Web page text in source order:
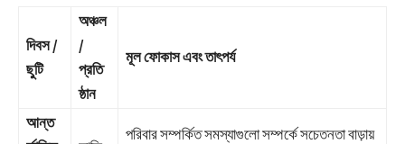
দিবস /
ছুটি
অঞ্চল
/
প্রতি
ষ্ঠান
মূল ফোকাস এবং তাৎপর্য
আন্ত
পরিবার সম্পর্কিত সমস্যাগুলো সম্পর্কে সচেতনতা বাড়ায়